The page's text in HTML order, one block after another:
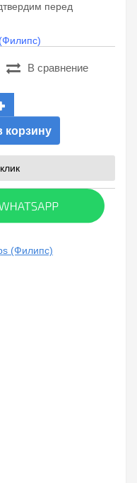
перед
В сравнение
корзину
(Филипс)